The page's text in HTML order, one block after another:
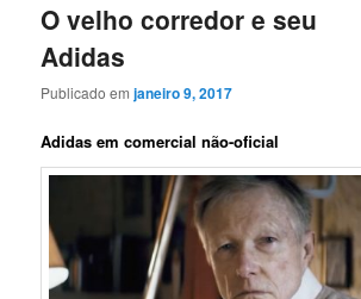
O velho corredor e seu
Adidas
Publicado emjaneiro 9, 2017
Adidas em comercial não-oficial